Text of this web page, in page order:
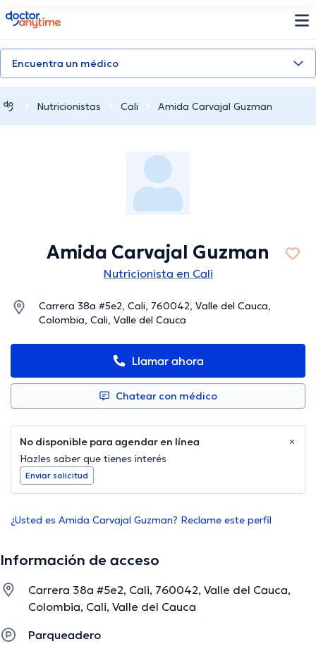
doctoranytime
Encuentra un médico
Nutricionistas Cali Amida Carvajal Guzman
Amida Carvajal Guzman
Nutricionista en Cali
Carrera 38a #5e2, Cali, 760042, Valle del Cauca,
Colombia, Cali, Valle del Cauca
Llamar ahora
Chatear con médico
No disponible para agendar en línea
Hazles saber que tienes interés
Enviar solicitud
¿Usted es Amida Carvajal Guzman? Reclame este perfil
Información de acceso
Carrera 38a #5e2, Cali, 760042, Valle del Cauca,
Colombia, Cali, Valle del Cauca
Parqueadero